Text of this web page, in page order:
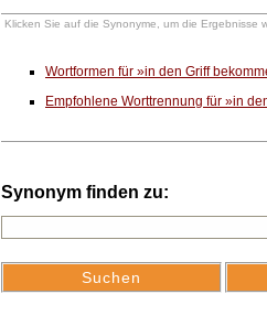
Klicken Sie auf die Synonyme, um die Ergebnisse
Wortformen für »in den Griff
Empfohlene Worttrennung für »in
Synonym finden zu: